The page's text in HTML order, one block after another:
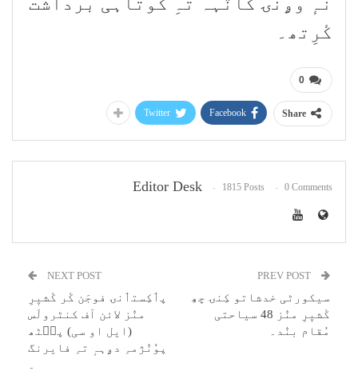
کٔرِتھ۔
0
Share
Facebook
Twitter
Editor Desk 1815 Posts 0 Comments
سیکورٹی خدشاتو کِنۍ چھِ
کٔشیٖرِ منٛز 48 سیاحتی
مُقام بنٛد۔
NEXT POST
پٲکِستٲنۍ فوجَن کٔر کٔشیٖرِ
منٛز لائن آف کنٹرولَس
(ایل او سی) پٮ۪ٹھ
پوٗنٛژمہِ دۄہہٕ تہِ فایرنگ